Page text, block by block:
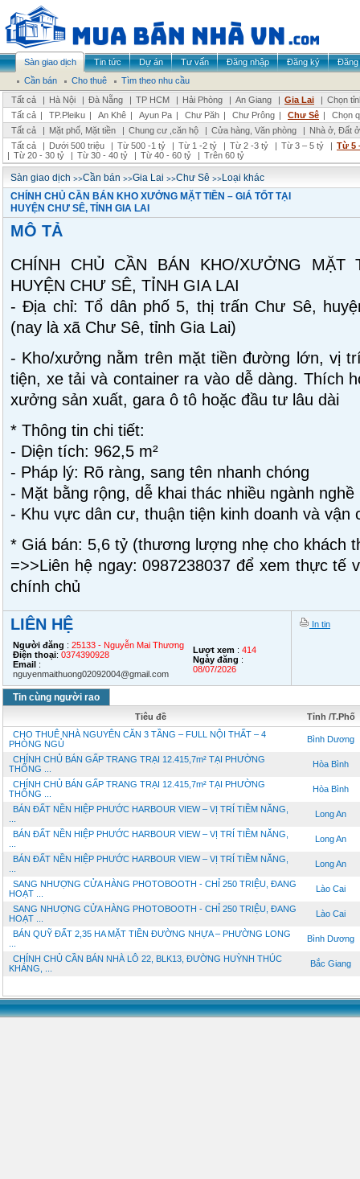
Sàn giao dịch Tin tức Dự án Tư vấn Đăng nhập Đăng ký
Đăng
Cần bán
Cho thuê
Tìm theo nhu cầu
Tất cả
| Hà Nội | Đà Nẵng | TP HCM | Hải Phòng | An Giang | Gia Lai | Chọn
Tất cả | TP.Pleiku | An Khê | Ayun Pa | Chư Păh | Chư Prông | Chư Sê |
Chọn
Tất cả
| Mặt phố, Mặt tiền | Chung cư ,căn hộ | Cửa hàng, Văn phòng | Nhà ở, Đất ở
Tất cả
| Dưới 500 triệu | Từ 500 -1 tỷ | Từ 1 -2 tỷ | Từ 2 -3 tỷ | Từ 3 – 5 tỷ | Từ 5
| Từ 20 - 30 tỷ | Từ 30 - 40 tỷ | Từ 40 - 60 tỷ | Trên 60 tỷ
Sàn giao dịch >>Cần bán >>Gia Lai >>Chư Sê >>Loại khác
CHÍNH CHỦ CẦN BÁN KHO XƯỞNG MẶT TIỀN – GIÁ TỐT TẠI
HUYỆN CHƯ SÊ, TỈNH GIA LAI
MÔ TẢ
CHÍNH CHỦ CẦN BÁN KHO/XƯỞNG
HUYỆN CHƯ SÊ, TỈNH GIA LAI
- Địa chỉ: Tổ dân phố 5, thị trấn Chư Sê,
(nay là xã Chư Sê, tỉnh Gia Lai)
- Kho/xưởng nằm trên mặt tiền đường lớn, vị
tiện, xe tải và container ra vào dễ dàng. Thích
xưởng sản xuất, gara ô tô hoặc đầu tư lâu dài
* Thông tin chi tiết:
- Diện tích: 962,5 m²
- Pháp lý: Rõ ràng, sang tên nhanh chóng
- Mặt bằng rộng, dễ khai thác nhiều ngành nghề
- Khu vực dân cư, thuận tiện kinh doanh và vận
* Giá bán: 5,6 tỷ (thương lượng nhẹ cho khách
=>>Liên hệ ngay: 0987238037 để xem thực tế
chính chủ
LIÊN HỆ
Người đăng : 25133 - Nguyễn Mai Thương
Điện thoại: 0374390928
Email :
nguyenmaithuong02092004@gmail.com
Lượt xem : 414
Ngày đăng :
08/07/2026
In tin
Tin cùng người rao
Tiêu đề
Tỉnh /T.Phố
CHO THUÊ NHÀ NGUYÊN CĂN 3 TẦNG – FULL NỘI THẤT – 4
PHÒNG NGỦ
Bình Dương
CHÍNH CHỦ BÁN GẤP TRANG TRẠI 12.415,7m² TẠI PHƯỜNG
THỐNG ...
Hòa Bình
CHÍNH CHỦ BÁN GẤP TRANG TRẠI 12.415,7m² TẠI PHƯỜNG
THỐNG ...
Hòa Bình
BÁN ĐẤT NỀN HIỆP PHƯỚC HARBOUR VIEW – VỊ TRÍ TIỀM NĂNG,
Long An
BÁN ĐẤT NỀN HIỆP PHƯỚC HARBOUR VIEW – VỊ TRÍ TIỀM NĂNG,
Long An
BÁN ĐẤT NỀN HIỆP PHƯỚC HARBOUR VIEW – VỊ TRÍ TIỀM NĂNG,
Long An
SANG NHƯỢNG CỬA HÀNG PHOTOBOOTH - CHỈ 250 TRIỆU, ĐANG
HOẠT ...
Lào Cai
SANG NHƯỢNG CỬA HÀNG PHOTOBOOTH - CHỈ 250 TRIỆU, ĐANG
HOẠT ...
Lào Cai
BÁN QUỸ ĐẤT 2,35 HA MẶT TIỀN ĐƯỜNG NHỰA – PHƯỜNG LONG
Bình Dương
CHÍNH CHỦ CẦN BÁN NHÀ LÔ 22, BLK13, ĐƯỜNG HUỲNH THÚC
KHÁNG, ...
Bắc Giang